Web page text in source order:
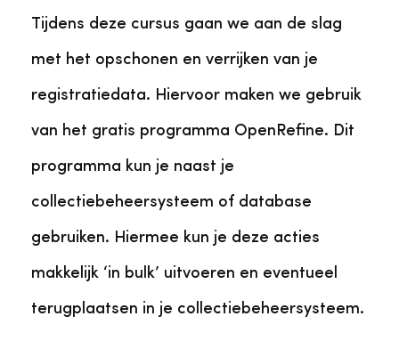
Tijdens deze cursus gaan we aan de slag
met het opschonen en verrijken van je
registratiedata. Hiervoor maken we gebruik
van het gratis programma OpenRefine. Dit
programma kun je naast je
collectiebeheersysteem of database
gebruiken. Hiermee kun je deze acties
makkelijk ‘in bulk’ uitvoeren en eventueel
terugplaatsen in je collectiebeheersysteem.